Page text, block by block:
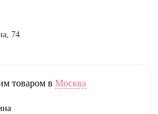
74
товаром в Москва